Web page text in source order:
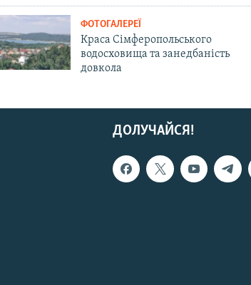
ФОТОГАЛЕРЕЇ
Краса Сімферопольського
водосховища та занедбаність
довкола
ДОЛУЧАЙСЯ!